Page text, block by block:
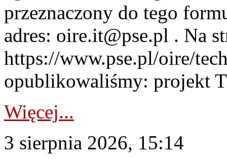
przeznaczony do tego
adres: oire.it@pse.pl . Na
https://www.pse.pl/oire/
opublikowaliśmy: projekt
Więcej...
3 sierpnia 2026, 15:14